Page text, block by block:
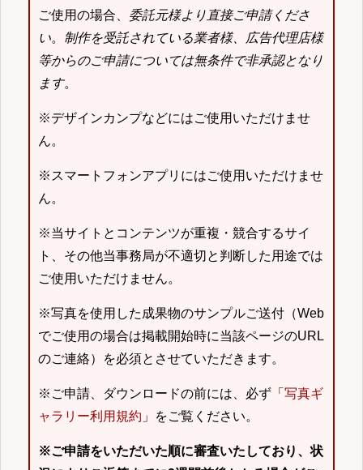
ご使用の場合、 委託元様より直接ご申請くださ
い。 制作を受託されている業者様、広告代理店様
等からのご申請については無条件で非承認となり
ます。
※デザインカンプなどにはご使用いただけませ
ん。
※スマートフォンアプリにはご使用いただけませ
ん。
※当サイトとコンテンツが重複・競合するサイ
ト、その他当事務局が不適切と判断した用途では
ご使用いただけません。
※写真を使用した成果物のサンプルご送付（Web
でご使用の場合は掲載開始時に当該ページのURL
のご連絡）を必須とさせていただきます。
※ご申請、ダウンロードの前には、必ず「 写真ギ
ャラリー利用規約 」をご覧ください。
※ご申請をいただいた順に審査いたしており、状